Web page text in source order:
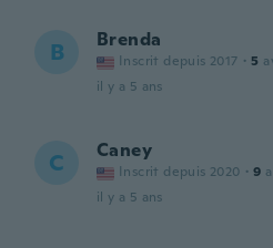
B Brenda
Inscrit depuis 2017 · 5
il y a 5 ans
C Caney
Inscrit depuis 2020 · 9
il y a 5 ans